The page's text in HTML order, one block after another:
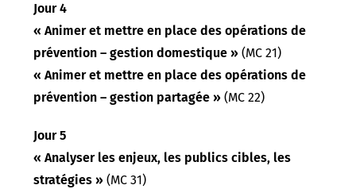
Jour 4
« Animer et mettre en place des opérations de
prévention – gestion domestique » (MC 21)
« Animer et mettre en place des opérations de
prévention – gestion partagée » (MC 22)
Jour 5
« Analyser les enjeux, les publics cibles, les
stratégies » (MC 31)